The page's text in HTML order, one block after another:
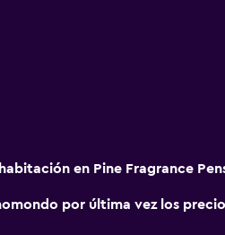
en Pine Fragrance
por última vez los